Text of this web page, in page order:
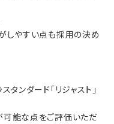
しやすい点も採用の決め
ンダード「リジャスト」
能な点をご評価いただ